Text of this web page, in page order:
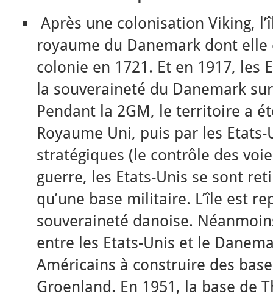
Après une colonisation Viking,
royaume du Danemark dont elle
colonie en 1721. Et en 1917, les
la souveraineté du Danemark
Pendant la 2GM, le territoire a
Royaume Uni, puis par les
stratégiques (le contrôle des
guerre, les Etats-Unis se sont
qu’une base militaire. L’île est
souveraineté danoise.
entre les Etats-Unis et le
Américains à construire des
Groenland. En 1951, la base de